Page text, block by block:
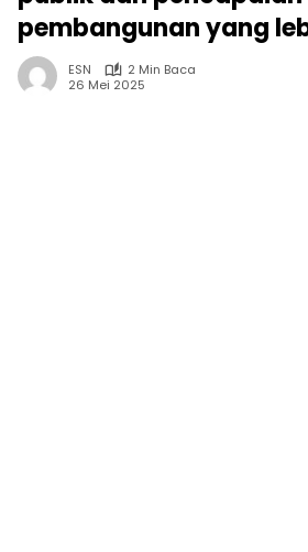
pembangunan yang
ESN
2 Min Baca
26 Mei 2025